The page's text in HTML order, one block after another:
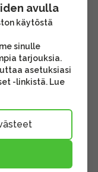
avulla
käytöstä
sinulle
tarjouksia.
asetuksiasi
-linkistä. Lue